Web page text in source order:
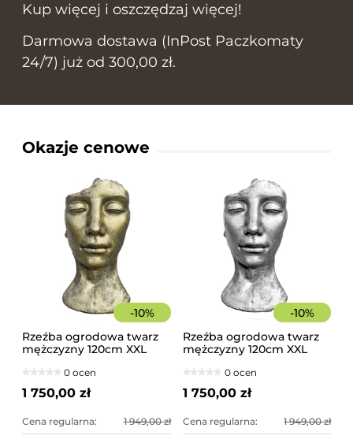
Kup więcej i oszczędzaj więcej!
Darmowa dostawa (InPost Paczkomaty
24/7) już od 300,00 zł.
Okazje cenowe
-10%
Rzeźba ogrodowa twarz
mężczyzny 120cm XXL
dekoracja ogrodowa
0 ocen
1 750,00 zł
Cena regularna: 1 949,00 zł
-10%
Rzeźba ogrodowa twarz
mężczyzny 120cm XXL
imponująca dekoracja
ogrodowa
0 ocen
1 750,00 zł
Cena regularna: 1 949,00 zł